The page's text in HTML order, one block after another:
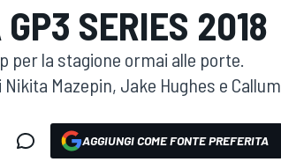
SERIES 2018
per la stagione ormai alle porte.
Mazepin, Jake Hughes e Callum
AGGIUNGI COME FONTE PREFERITA